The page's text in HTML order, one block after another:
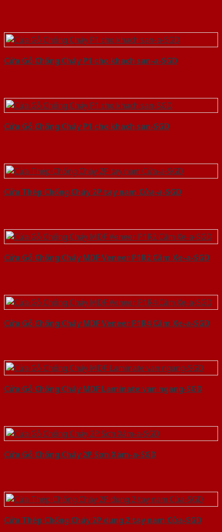
Cửa Gỗ Chống Cháy P1 cho khach san-a-SGD
Cửa Gỗ Chống Cháy P1 cho khach san-SGD
Cửa Thép Chống Cháy 2P tay nam Cửa-a-SGD
Cửa Gỗ Chống Cháy MDF Veneer P1R2 Căm Xe-a-SGD
Cửa Gỗ Chống Cháy MDF Veneer P1R4 Căm Xe-a-SGD
Cửa Gỗ Chống Cháy MDF Laminate van ngang-SGD
Cửa Gỗ Chống Cháy 2P Sơn Xám-a-SGD
Cửa Thép Chống Cháy 2P dung 2 tay nam Cửa-SGD